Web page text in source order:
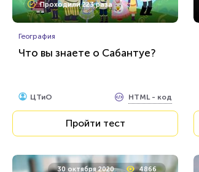
Проходили 223 раза
География
Что вы знаете о Сабантуе?
ЦТиО HTML - код
Пройти тест
30 октября 2020 4866